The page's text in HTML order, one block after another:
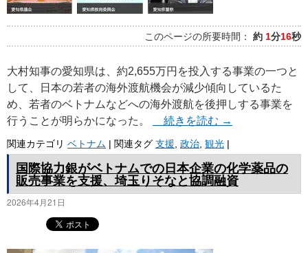
このページの所要時間： 約 1分16秒
大村知事の愛知県は、約2,655万円を投入する事業の一つと
して、日本の若者の海外渡航機会が減少傾向しているた
め、若者のベトナムなどへの海外渡航を後押しする事業を
行うことが明らかになった。
続きを読む →
関連カテゴリ ベトナム | 関連タグ 支援 政治 観光 |
国際協力銀がベトナムでの日本企業の化学薬品の
販売事業を支援、埼玉りそなと協調融資
2026年4月21日